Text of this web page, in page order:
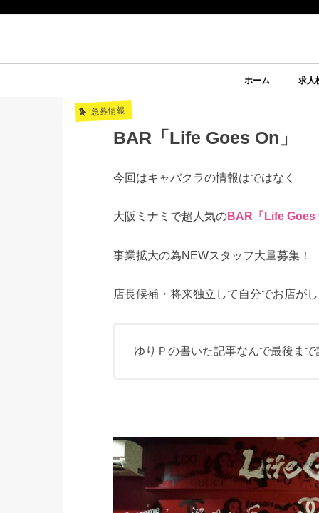
ホーム 求人
急募情報
BAR「Life Goes On」
今回はキャバクラの情報はではなく
大阪ミナミで超人気のBAR「Life Goes
事業拡大の為NEWスタッフ大量募集！
店長候補・将来独立して自分でお店が
ゆりＰの書いた記事なんで最後ま